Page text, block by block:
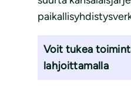
Voit tukea
lahjoittamalla